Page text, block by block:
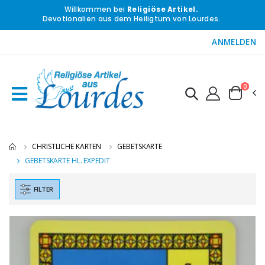
Willkommen bei Religiöse Artikel.
Devotionalien aus dem Heiligtum von Lourdes.
ANMELDEN
0
CHRISTLICHE KARTEN
GEBETSKARTE
GEBETSKARTE HL. EXPEDIT
FILTER